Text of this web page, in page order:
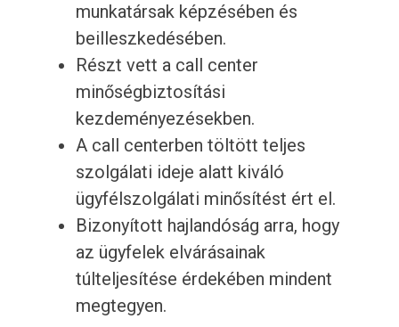
munkatársak képzésében és
beilleszkedésében.
Részt vett a call center
minőségbiztosítási
kezdeményezésekben.
A call centerben töltött teljes
szolgálati ideje alatt kiváló
ügyfélszolgálati minősítést ért el.
Bizonyított hajlandóság arra, hogy
az ügyfelek elvárásainak
túlteljesítése érdekében mindent
megtegyen.